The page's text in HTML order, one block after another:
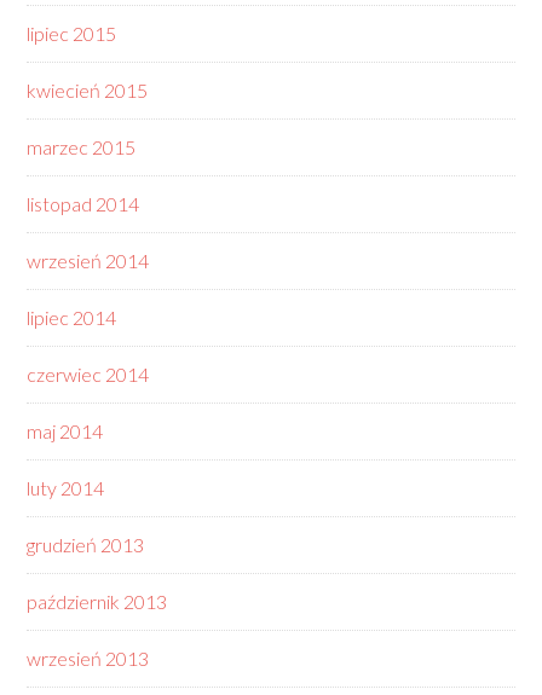
lipiec 2015
kwiecień 2015
marzec 2015
listopad 2014
wrzesień 2014
lipiec 2014
czerwiec 2014
maj 2014
luty 2014
grudzień 2013
październik 2013
wrzesień 2013